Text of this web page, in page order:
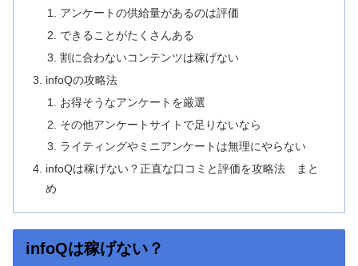
アンケートの供給量があるのは評価
できることがたくさんある
割に合わないコンテンツは稼げない
infoQの攻略法
お得そうなアンケートを厳選
その他アンケートサイトで足りないなら
ライティングやミニアンケートは無理にやらない
infoQは稼げない？正直な口コミと評価を攻略法 まと
め
infoQは稼げない？